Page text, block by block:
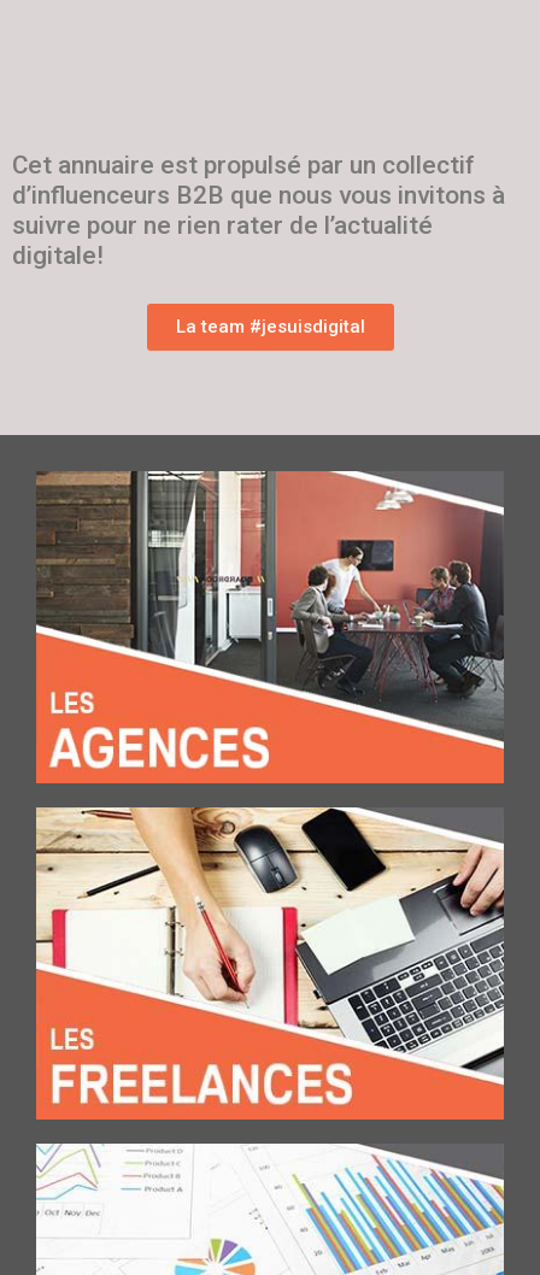
Cet annuaire est propulsé par un collectif
d’influenceurs B2B que nous vous invitons à
suivre pour ne rien rater de l’actualité
digitale!
La team #jesuisdigital